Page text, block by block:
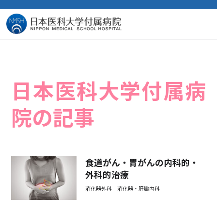
日本医科大学付属病
院の記事
食道がん・胃がんの内科的・
外科的治療
消化器外科 消化器・肝臓内科